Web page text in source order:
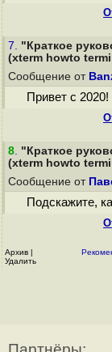
7. "Краткое
(xterm howto
Сообщение от
Привет с
8. "Краткое
(xterm howto
Сообщение от
Подскажите,
Архив |
Удалить